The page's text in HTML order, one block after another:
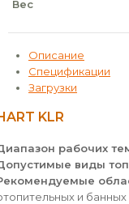
Вес
Описание
Спецификации
Загрузки
KLR
рабочих
виды
и